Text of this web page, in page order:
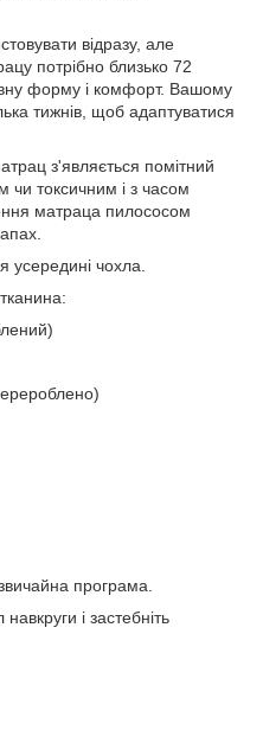
відразу, але
потрібно близько 72
форму і комфорт. Вашому
тижнів, щоб адаптуватися
з'являється помітний
чи токсичним і з часом
матраца пилососом
усередині чохла.
програма.
і застебніть